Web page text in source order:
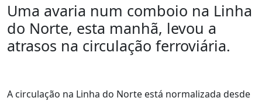
Uma avaria num comboio na Linha
do Norte, esta manhã, levou a
atrasos na circulação ferroviária.
A circulação na Linha do Norte está normalizada desde